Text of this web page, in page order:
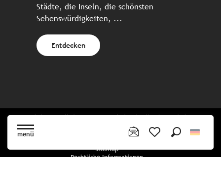
menü
Städte, die Inseln, die schönsten
Sehenswürdigkeiten, ...
Entdecken
Website erstellt in Zusammenarbeit mit allen bretonischen
Tourismuspartnern
Sitemap
Rechtliche Informationen